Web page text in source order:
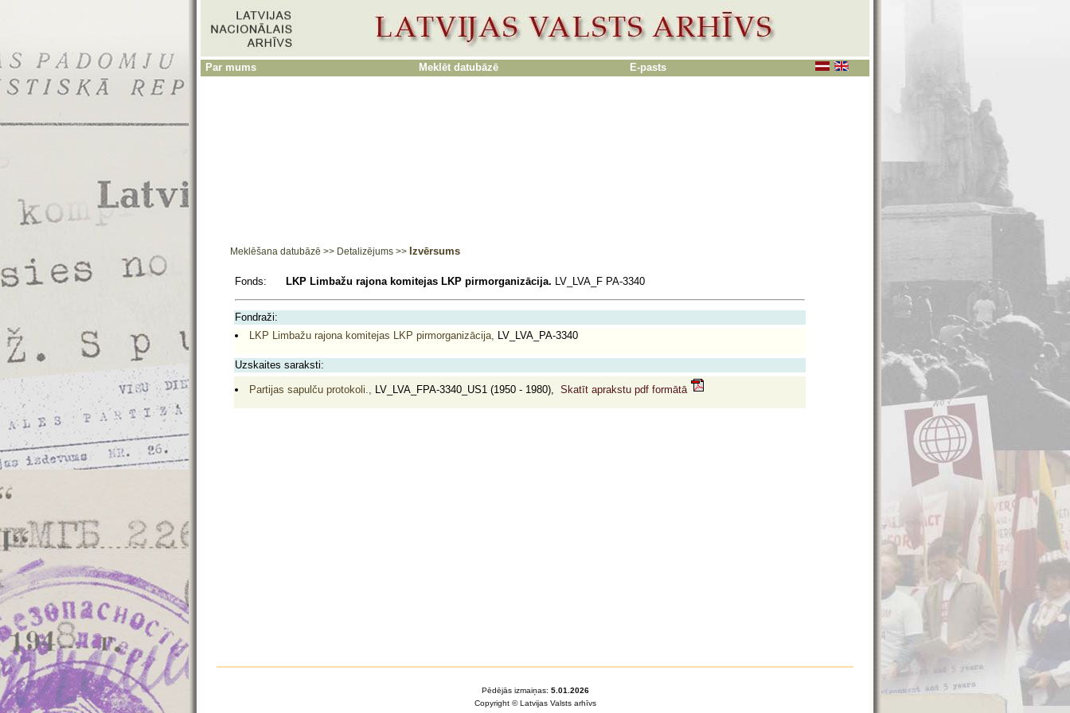
Par mums Meklēt datubāzē E-pasts
Meklēšana datubāzē >> Detalizējums >> Izvērsums
Fonds: LKP Limbažu rajona komitejas LKP pirmorganizācija. LV_LVA_F PA-3340
Fondraži:
LKP Limbažu rajona komitejas LKP pirmorganizācija, LV_LVA_PA-3340
Uzskaites saraksti:
Partijas sapulču protokoli., LV_LVA_FPA-3340_US1 (1950 - 1980), Skatīt aprakstu pdf formātā
Pēdējās izmaiņas: 5.01.2026
Copyright © Latvijas Valsts arhīvs